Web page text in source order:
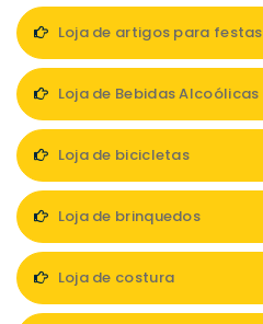
Loja de artigos para festas
Loja de Bebidas Alcoólicas
Loja de bicicletas
Loja de brinquedos
Loja de costura